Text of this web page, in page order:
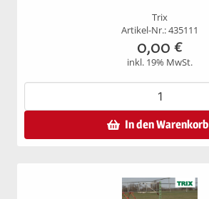
Trix
Artikel-Nr.: 435111
0,00 €
inkl. 19% MwSt.
In den Warenkorb